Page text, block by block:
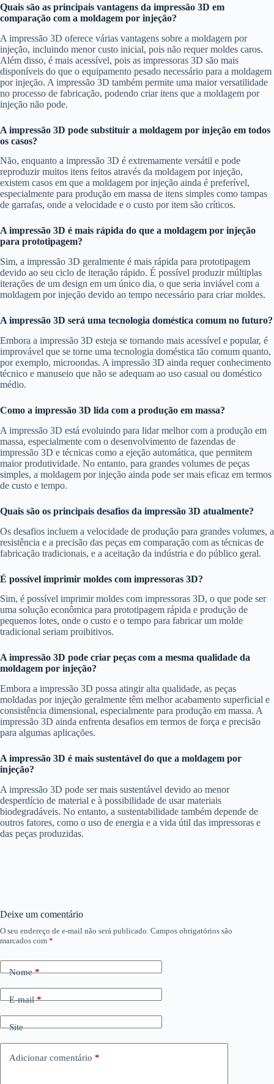
Quais são as principais vantagens da impressão 3D em
comparação com a moldagem por injeção?
A impressão 3D oferece várias vantagens sobre a moldagem por
injeção, incluindo menor custo inicial, pois não requer moldes caros.
Além disso, é mais acessível, pois as impressoras 3D são mais
disponíveis do que o equipamento pesado necessário para a moldagem
por injeção. A impressão 3D também permite uma maior versatilidade
no processo de fabricação, podendo criar itens que a moldagem por
injeção não pode.
A impressão 3D pode substituir a moldagem por injeção em todos
os casos?
Não, enquanto a impressão 3D é extremamente versátil e pode
reproduzir muitos itens feitos através da moldagem por injeção,
existem casos em que a moldagem por injeção ainda é preferível,
especialmente para produção em massa de itens simples como tampas
de garrafas, onde a velocidade e o custo por item são críticos.
A impressão 3D é mais rápida do que a moldagem por injeção
para prototipagem?
Sim, a impressão 3D geralmente é mais rápida para prototipagem
devido ao seu ciclo de iteração rápido. É possível produzir múltiplas
iterações de um design em um único dia, o que seria inviável com a
moldagem por injeção devido ao tempo necessário para criar moldes.
A impressão 3D será uma tecnologia doméstica comum no futuro?
Embora a impressão 3D esteja se tornando mais acessível e popular, é
improvável que se torne uma tecnologia doméstica tão comum quanto,
por exemplo, microondas. A impressão 3D ainda requer conhecimento
técnico e manuseio que não se adequam ao uso casual ou doméstico
médio.
Como a impressão 3D lida com a produção em massa?
A impressão 3D está evoluindo para lidar melhor com a produção em
massa, especialmente com o desenvolvimento de fazendas de
impressão 3D e técnicas como a ejeção automática, que permitem
maior produtividade. No entanto, para grandes volumes de peças
simples, a moldagem por injeção ainda pode ser mais eficaz em termos
de custo e tempo.
Quais são os principais desafios da impressão 3D atualmente?
Os desafios incluem a velocidade de produção para grandes volumes, a
resistência e a precisão das peças em comparação com as técnicas de
fabricação tradicionais, e a aceitação da indústria e do público geral.
É possível imprimir moldes com impressoras 3D?
Sim, é possível imprimir moldes com impressoras 3D, o que pode ser
uma solução econômica para prototipagem rápida e produção de
pequenos lotes, onde o custo e o tempo para fabricar um molde
tradicional seriam proibitivos.
A impressão 3D pode criar peças com a mesma qualidade da
moldagem por injeção?
Embora a impressão 3D possa atingir alta qualidade, as peças
moldadas por injeção geralmente têm melhor acabamento superficial e
consistência dimensional, especialmente para produção em massa. A
impressão 3D ainda enfrenta desafios em termos de força e precisão
para algumas aplicações.
A impressão 3D é mais sustentável do que a moldagem por
injeção?
A impressão 3D pode ser mais sustentável devido ao menor
desperdício de material e à possibilidade de usar materiais
biodegradáveis. No entanto, a sustentabilidade também depende de
outros fatores, como o uso de energia e a vida útil das impressoras e
das peças produzidas.
Deixe um comentário
O seu endereço de e-mail não será publicado. Campos obrigatórios são
marcados com *
Nome*
E-mail*
Site
Adicionar comentário *